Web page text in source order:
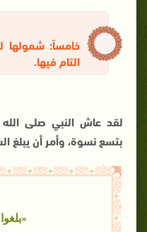
خامساً: شمولها
التام فيها.
لقد عاش النبي صلى
بتسع نسوة، وأمر أن يبلغ